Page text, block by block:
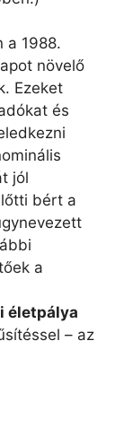
a 1988.
növelő
Ezeket
és
jól
bért a
a
életpálya
– az